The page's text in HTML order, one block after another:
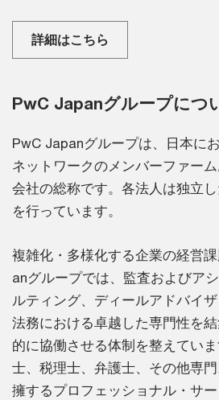
詳細はこちら
PwC Japanグループにつ
PwC Japanグループは、日本に
ネットワークのメンバーファー
会社の総称です。各法人は独立
を行っています。
複雑化・多様化する企業の経営
anグループでは、監査およびア
ルティング、ディールアドバイ
法務における卓越した専門性を
的に協働させる体制を整えてい
士、税理士、弁護士、その他専
擁するプロフェッショナル・サ